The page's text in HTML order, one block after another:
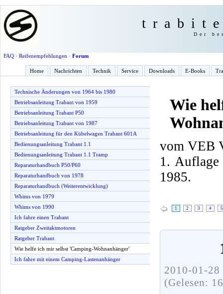
Der
FAQ· Reifenempfehlungen · Forum
Home Nachrichten Technik Service Downloads E-Books
Technische Änderungen von 1964 bis 1980
Betriebsanleitung Trabant von 1959
Betriebsanleitung Trabant P50
Betriebsanleitung Trabant von 1987
Betriebsanleitung für den Kübelwagen Trabant 601A
Bedienungsanleitung Trabant 1.1
Bedienungsanleitung Trabant 1.1 Tramp
Reparaturhandbuch P50/P60
Reparaturhandbuch von 1978
Reparaturhandbuch (Weiterentwicklung)
Whims von 1979
Whims von 1990
Ich fahre einen Trabant
Ratgeber Zweitaktmotoren
Ratgeber Trabant
Wie helfe ich mir selbst 'Camping-Wohnanhänger'
Ich fahre mit einem Camping-Lastenanhänger
Wie
vom VEB
1.
1985.
1 2 3 4 5
2010-01-
(Gelesen: